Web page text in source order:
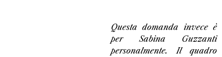
Questa domanda invece è
per Sabina Guzzanti
personalmente. Il quadro